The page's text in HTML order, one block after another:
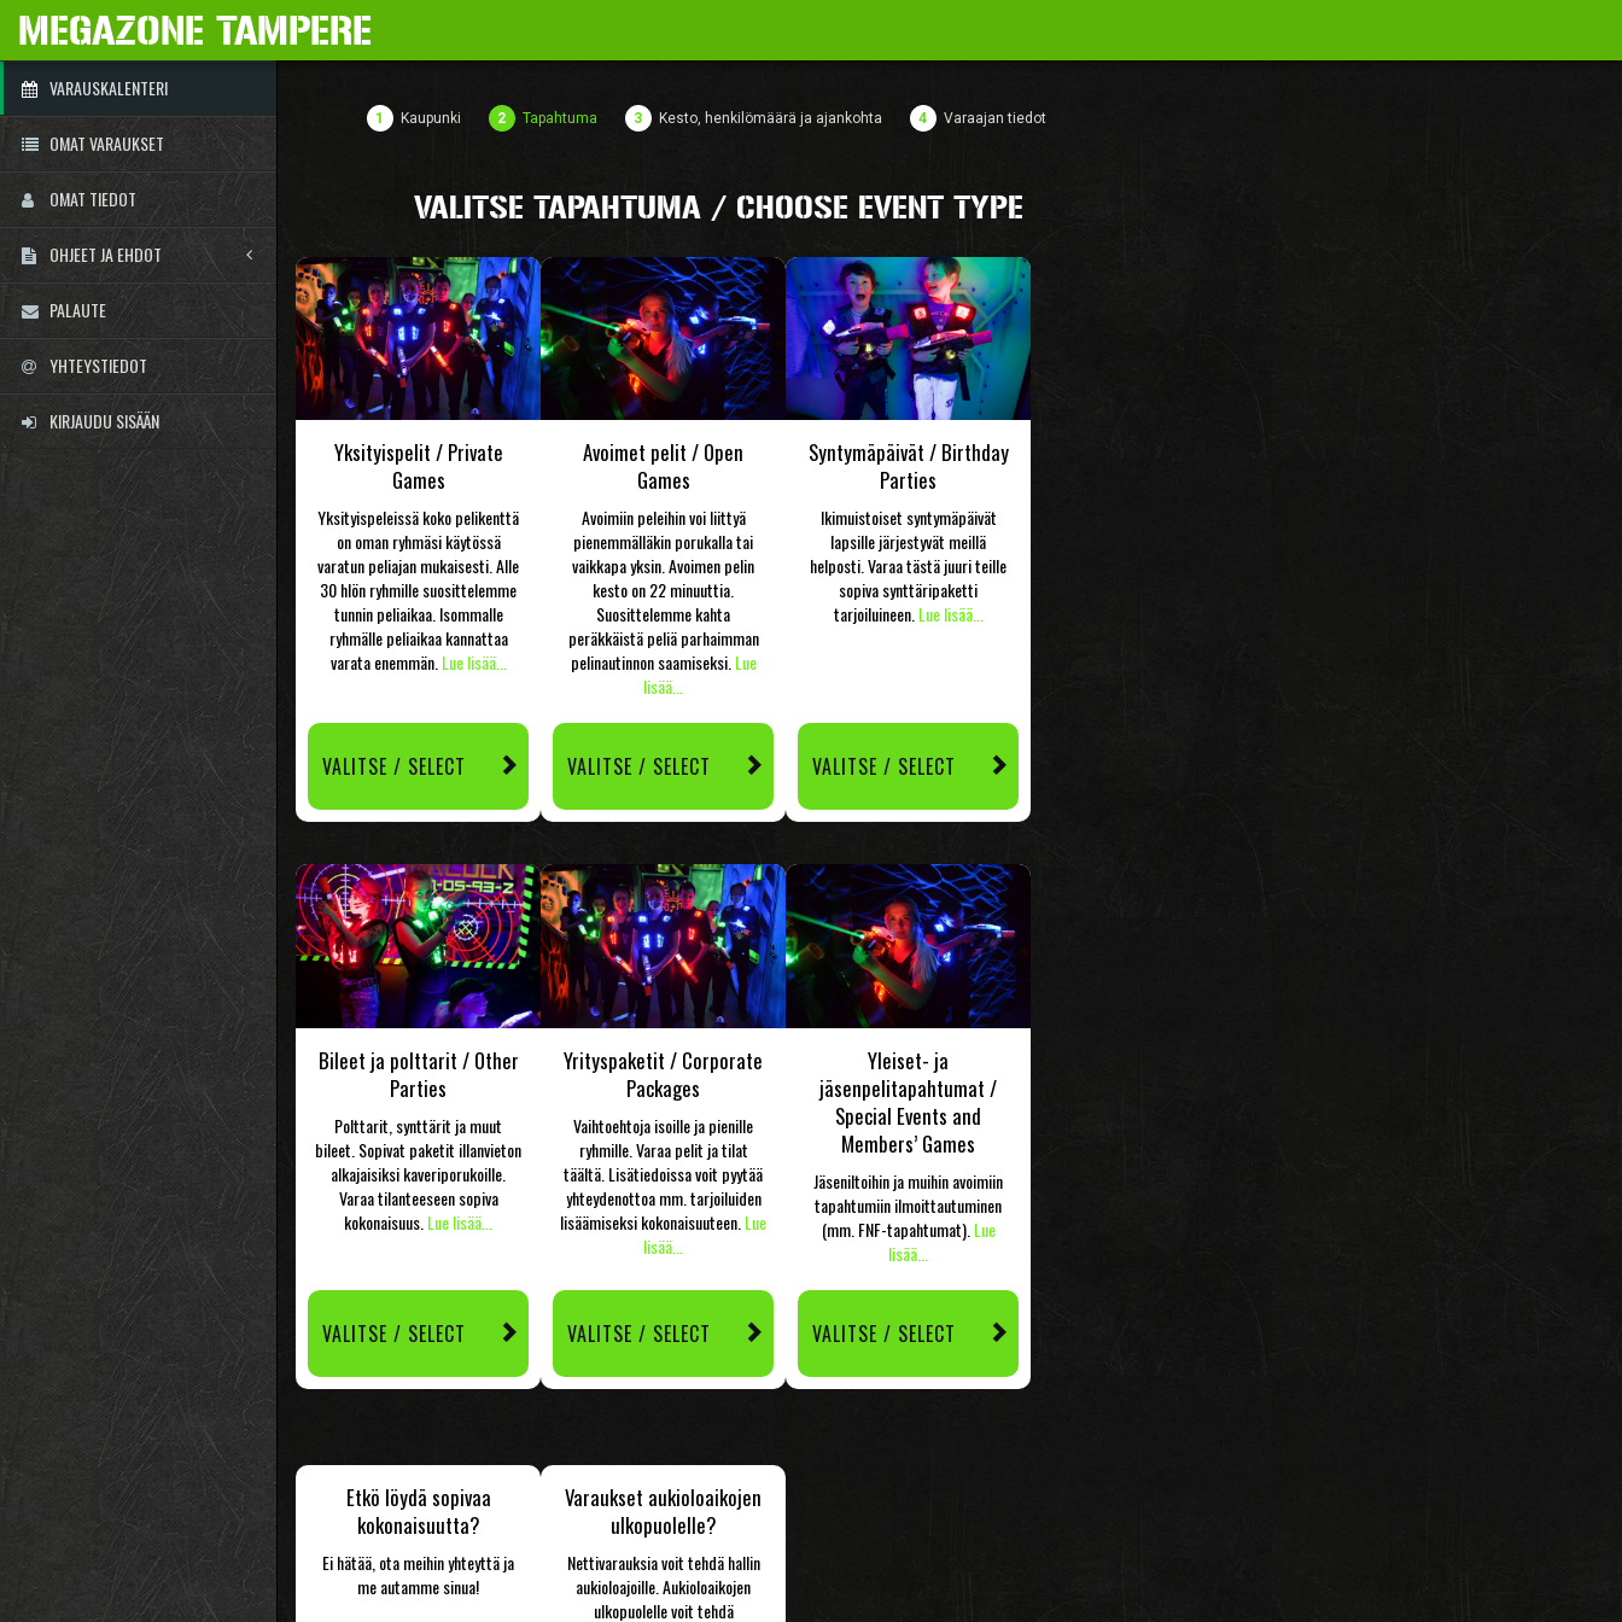
MEGAZONE TAMPERE
VARAUSKALENTERI
OMAT VARAUKSET
OMAT TIEDOT
OHJEET JA EHDOT
PALAUTE
YHTEYSTIEDOT
KIRJAUDU SISÄÄN
1 Kaupunki 2 Tapahtuma 3 Kesto, henkilömäärä ja ajankohta 4 Varaajan tiedot
VALITSE TAPAHTUMA / CHOOSE EVENT TYPE
Yksityispelit / Private
Games
Yksityispeleissä koko pelikenttä
on oman ryhmäsi käytössä
varatun peliajan mukaisesti. Alle
30 hlön ryhmille suosittelemme
tunnin peliaikaa. Isommalle
ryhmälle peliaikaa kannattaa
varata enemmän. Lue lisää...
VALITSE / SELECT
Avoimet pelit / Open
Games
Avoimiin peleihin voi liittyä
pienemmälläkin porukalla tai
vaikkapa yksin. Avoimen pelin
kesto on 22 minuuttia.
Suosittelemme kahta
peräkkäistä peliä parhaimman
pelinautinnon saamiseksi. Lue
lisää...
VALITSE / SELECT
Syntymäpäivät / Birthday
Parties
Ikimuistoiset syntymäpäivät
lapsille järjestyvät meillä
helposti. Varaa tästä juuri teille
sopiva synttäripaketti
tarjoiluineen. Lue lisää...
VALITSE / SELECT
Bileet ja polttarit / Other
Parties
Polttarit, synttärit ja muut
bileet. Sopivat paketit illanvieton
alkajaisiksi kaveriporukoille.
Varaa tilanteeseen sopiva
kokonaisuus. Lue lisää...
VALITSE / SELECT
Yrityspaketit / Corporate
Packages
Vaihtoehtoja isoille ja pienille
ryhmille. Varaa pelit ja tilat
täältä. Lisätiedoissa voit pyytää
yhteydenottoa mm. tarjoiluiden
lisäämiseksi kokonaisuuteen. Lue
lisää...
VALITSE / SELECT
Yleiset- ja
jäsenpelitapahtumat /
Special Events and
Members’ Games
Jäseniltoihin ja muihin avoimiin
tapahtumiin ilmoittautuminen
(mm. FNF-tapahtumat). Lue
lisää...
VALITSE / SELECT
Etkö löydä sopivaa
kokonaisuutta?
Ei hätää, ota meihin yhteyttä ja
me autamme sinua!
Varaukset aukioloaikojen
ulkopuolelle?
Nettivarauksia voit tehdä hallin
aukioloajoille. Aukioloaikojen
ulkopuolelle voit tehdä